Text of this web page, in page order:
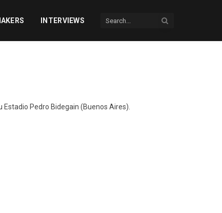
INTERVIEWS
Pedro Bidegain (Buenos Aires).